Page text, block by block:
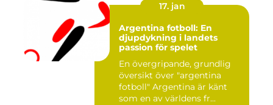
17. jan
Argentina fotboll: En
djupdykning i landets
passion för spelet
En övergripande, grundlig
översikt över "argentina
fotboll" Argentina är känt
som en av världens fr...